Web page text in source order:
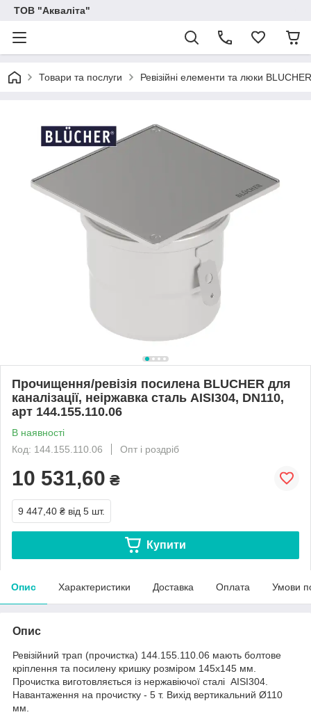
ТОВ "Акваліта"
Товари та послуги Ревізійні елементи та люки BLUCHER
Прочищення/ревізія посилена BLUCHER для
каналізації, неіржавка сталь AISI304, DN110,
арт 144.155.110.06
В наявності
Код: 144.155.110.06
Опт і роздріб
10 531,60 ₴
9 447,40 ₴ від 5 шт.
Купити
Опис Характеристики Доставка Оплата Умови
Опис
Ревізійний трап (прочистка) 144.155.110.06 мають болтове
кріплення та посилену кришку розміром 145х145 мм.
Прочистка виготовляється із нержавіючої сталі AISI304.
Навантаження на прочистку - 5 т. Вихід вертикальний Ø110
мм.